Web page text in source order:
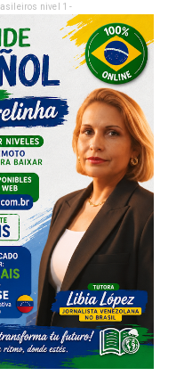
nivel 1 -